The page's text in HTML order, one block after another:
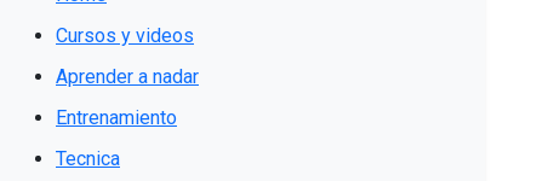
Cursos y videos
Aprender a nadar
Entrenamiento
Tecnica